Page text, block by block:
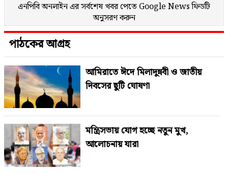
এনপিবি অনলাইন এর সর্বশেষ খবর পেতে Google Newsফিডটি
অনুসরণ করুন
পাঠকের আগ্রহ
আমিরাতে ঈদে মিলাদুন্নবী ও জাতীয়
দিবসের ছুটি ঘোষণা
মন্ত্রিসভায় যোগ হচ্ছে নতুন মুখ,
আলোচনায় যারা